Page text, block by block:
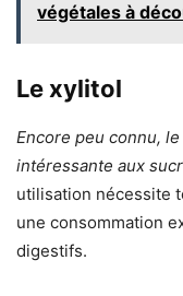
végétales à
Le xylitol
Encore peu connu,
intéressante aux
utilisation nécessite
une consommation
digestifs.